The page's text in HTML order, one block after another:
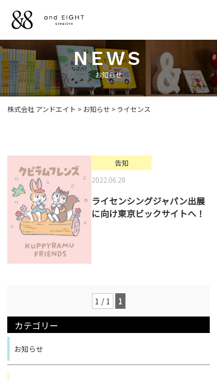
NEWS
お知らせ
WORKS
ライセンス
＆ DESIGN
イラストとデザイン
COMPANY
会社案内
NEWS
お知らせ
株式会社 アンドエイト > お知らせ > ライセンス
告知
2022.06.28
ライセンシングジャパン出展
に向け東京ビックサイトへ！
1 / 1 1
カテゴリー
お知らせ